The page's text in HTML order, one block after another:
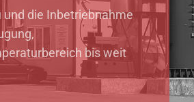
und die Inbetriebnahme
bis weit